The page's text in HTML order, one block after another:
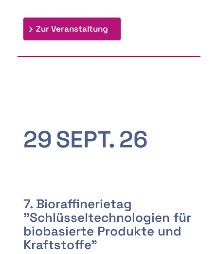
Zur Veranstaltung
29SEPT. 26
7. Bioraffinerietag
"Schlüsseltechnologien für
biobasierte Produkte und
Kraftstoffe"